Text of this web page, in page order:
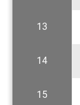
13
14
15